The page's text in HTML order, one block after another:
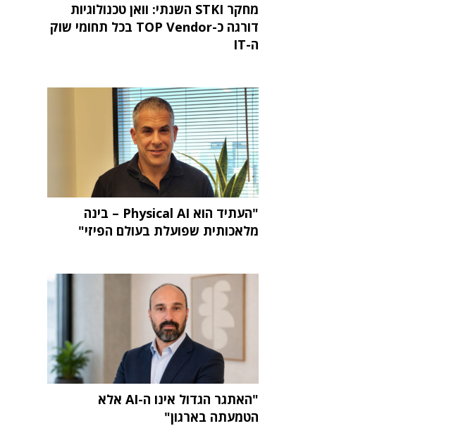
מחקר STKI השנתי: וואן טכנולוגיות
דורגה כ-TOP Vendor בכל תחומי שוק
ה-IT
"העתיד הוא Physical AI – בינה
מלאכותית שפועלת בעולם הפיזי"
"האתגר הגדול אינו ה-AI אלא
הטמעתה בארגון"